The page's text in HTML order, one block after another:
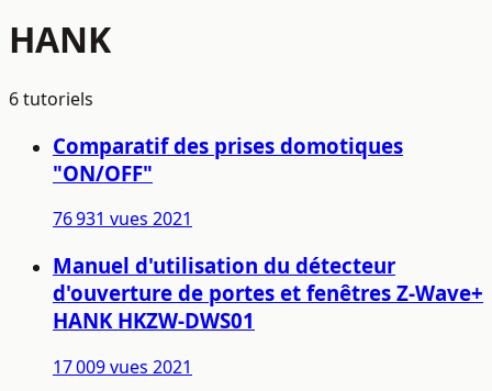
HANK
6 tutoriels
Comparatif des prises domotiques
"ON/OFF"
76 931 vues 2021
Manuel d'utilisation du détecteur
d'ouverture de portes et fenêtres Z-Wave+
HANK HKZW-DWS01
17 009 vues 2021